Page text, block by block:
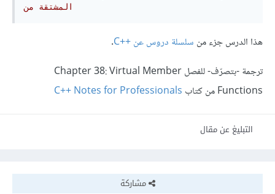
هذا الدرس جزء من سلسلة دروس عن C++‎
.
ترجمة -بتصرّف- للفصل Chapter 38: Virtual Member
Functions من كتاب
C++ Notes for Professionals
التبليغ عن مقال
مشاركة